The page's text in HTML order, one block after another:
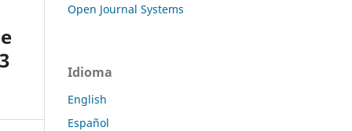
Open Journal Systems
Idioma
English
Español